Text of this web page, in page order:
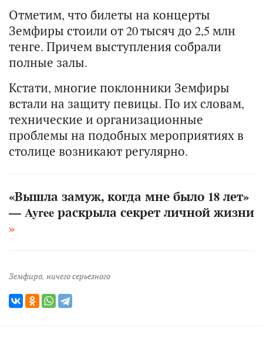
Отметим, что билеты на концерты
Земфиры стоили от 20 тысяч до 2,5 млн
тенге. Причем выступления собрали
полные залы.
Кстати, многие поклонники Земфиры
встали на защиту певицы. По их словам,
технические и организационные
проблемы на подобных мероприятиях в
столице возникают регулярно.
«Вышла замуж, когда мне было 18 лет»
— Ayree раскрыла секрет личной жизни
Земфира, ничего серьезного